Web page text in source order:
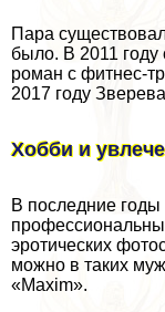
Пара
было. В 2011 году
роман с фитнес-
2017 году
Хобби и
В последние годы
эpoтических
можно в таких
«Maxim».